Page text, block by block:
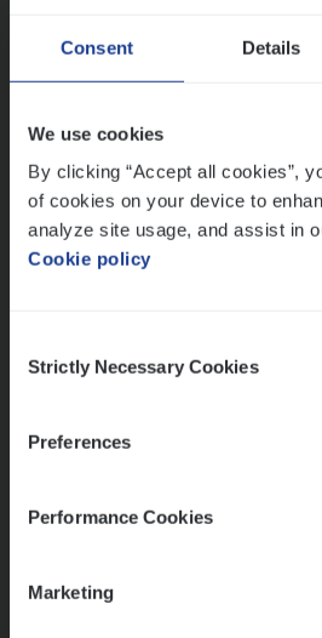
Consent Details
We use cookies
By clicking “Accept all cookies”,
of cookies on your device to
analyze site usage, and assist in
Cookie policy
Selection
Strictly Necessary Cookies
Preferences
Performance Cookies
Marketing
Dos­sier­be­heer­der
Insurance Operations
Antwerpen
versterken
Thalia zoekt graag oplossingen,
Ons